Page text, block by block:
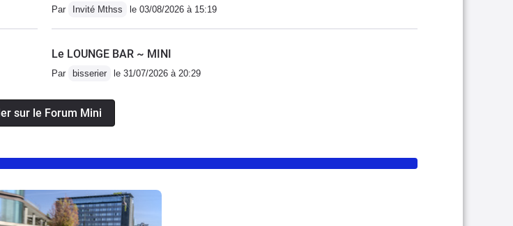
Par Invité Mthss le 03/08/2026 à 15:19
Le LOUNGE BAR ~ MINI
Par bisserier le 31/07/2026 à 20:29
sur le Forum Mini